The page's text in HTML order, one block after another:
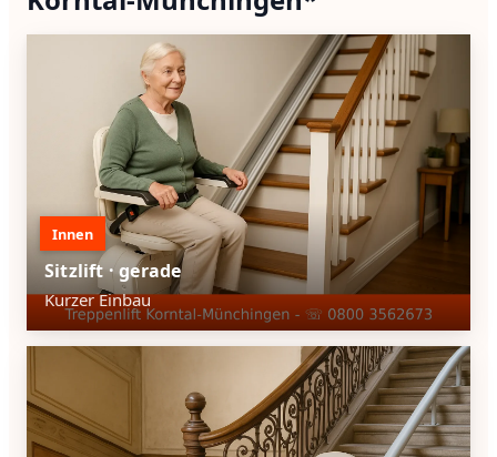
Innen
Sitzlift · gerade
Kurzer Einbau